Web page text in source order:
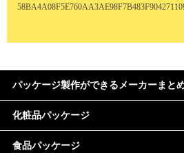
パッケージ製作ができるメーカーまと
化粧品パッケージ
食品パッケージ